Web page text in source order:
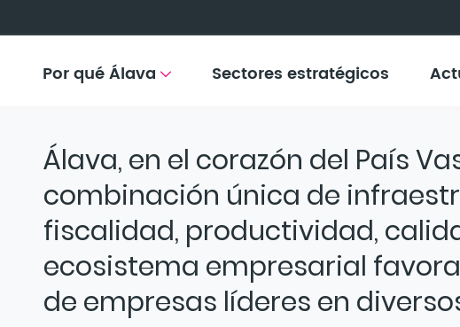
Por qué Álava Sectores estratégicos
Álava, en el corazón del País
combinación única de
fiscalidad, productividad,
ecosistema empresarial
de empresas líderes en
en Álava
es presentado por su gerente,Miren Bilbao, como un ecosistema de
y el tejido empresarial. Esta infraestructura clave impulsa la